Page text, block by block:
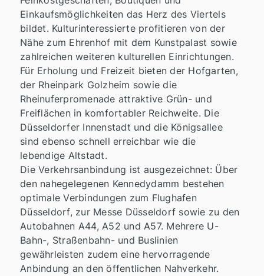
Einkaufsmöglichkeiten das Herz des Viertels
bildet. Kulturinteressierte profitieren von der
Nähe zum Ehrenhof mit dem Kunstpalast sowie
zahlreichen weiteren kulturellen Einrichtungen.
Für Erholung und Freizeit bieten der Hofgarten,
der Rheinpark Golzheim sowie die
Rheinuferpromenade attraktive Grün- und
Freiflächen in komfortabler Reichweite. Die
Düsseldorfer Innenstadt und die Königsallee
sind ebenso schnell erreichbar wie die
lebendige Altstadt.
Die Verkehrsanbindung ist ausgezeichnet: Über
den nahegelegenen Kennedydamm bestehen
optimale Verbindungen zum Flughafen
Düsseldorf, zur Messe Düsseldorf sowie zu den
Autobahnen A44, A52 und A57. Mehrere U-
Bahn-, Straßenbahn- und Buslinien
gewährleisten zudem eine hervorragende
Anbindung an den öffentlichen Nahverkehr.